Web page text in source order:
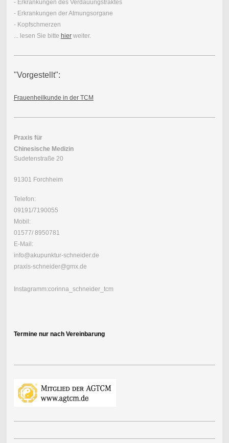
- Erkrankungen des Verdauungstraktes
- Erkrankungen der Atmungsorgane
- Kopfschmerzen
... lesen Sie bitte hierweiter.
"Vorgestellt":
Frauenheilkunde in der TCM
Praxis für
Chinesische Medizin
Sudetenstraße 20
91301 Forchheim
Telefon:
09191/7190055
Mobil:
01577/ 8950781
E-Mail:
info@akupunktur-schneider.de
praxis-schneider@gmx.de
Instagramm:corinna_schneider_tcm
Termine nur nach Vereinbarung